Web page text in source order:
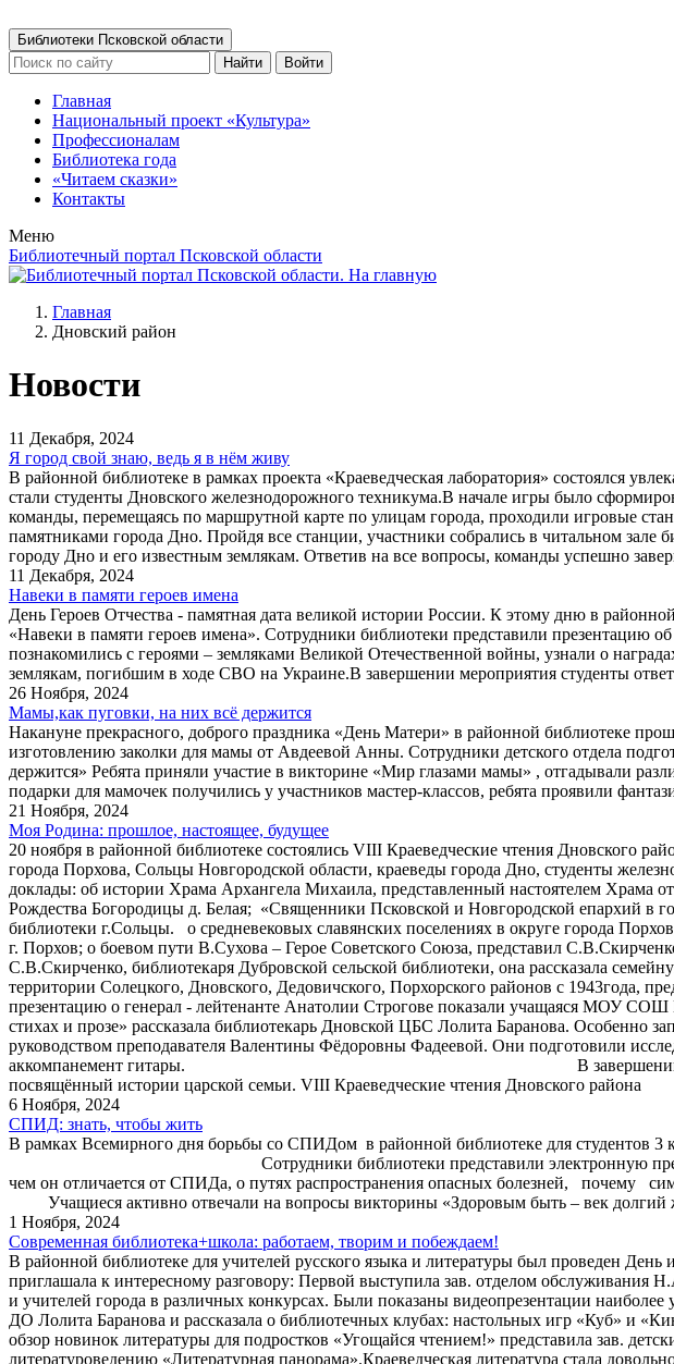
Библиотеки Псковской области
Найти
Войти
Главная
Национальный проект «Культура»
Профессионалам
Библиотека года
«Читаем сказки»
Контакты
Меню
Библиотечный портал Псковской области
Главная
Дновский район
Новости
11 Декабря, 2024
Я город свой знаю, ведь я в нём живу
В районной библиотеке в рамках проекта «Краеведческая лаборатория» состоялся
стали студенты Дновского железнодорожного техникума.В начале игры было
команды, перемещаясь по маршрутной карте по улицам города, проходили игровые
памятниками города Дно. Пройдя все станции, участники собрались в читальном зале
городу Дно и его известным землякам. Ответив на все вопросы, команды успешно
11 Декабря, 2024
Навеки в памяти героев имена
День Героев Отчества - памятная дата великой истории России. К этому дню в
«Навеки в памяти героев имена». Сотрудники библиотеки представили презентацию
познакомились с героями – земляками Великой Отечественной войны, узнали о
землякам, погибшим в ходе СВО на Украине.В завершении мероприятия студенты
26 Ноября, 2024
Мамы,как пуговки, на них всё держится
Накануне прекрасного, доброго праздника «День Матери» в районной библиотеке
изготовлению заколки для мамы от Авдеевой Анны. Сотрудники детского отдела
держится» Ребята приняли участие в викторине «Мир глазами мамы» , отгадывали
подарки для мамочек получились у участников мастер-классов, ребята проявили
21 Ноября, 2024
Моя Родина: прошлое, настоящее, будущее
20 ноября в районной библиотеке состоялись VIII Краеведческие чтения Дновского
города Порхова, Сольцы Новгородской области, краеведы города Дно, студенты
доклады: об истории Храма Архангела Михаила, представленный настоятелем Храма
Рождества Богородицы д. Белая; «Священники Псковской и Новгородской епархий в
библиотеки г.Сольцы. о средневековых славянских поселениях в округе города
г. Порхов; о боевом пути В.Сухова – Герое Советского Союза, представил
С.В.Скирченко, библиотекаря Дубровской сельской библиотеки, она рассказала
территории Солецкого, Дновского, Дедовичского, Порхорского районов с 1943года,
презентацию о генерал - лейтенанте Анатолии Строгове показали учащаяся МОУ
стихах и прозе» рассказала библиотекарь Дновской ЦБС Лолита Баранова. Особенно
руководством преподавателя Валентины Фёдоровны Фадеевой. Они подготовили
аккомпанемент гитары. В завершении конференции
посвящённый истории царской семьи. VIII Краеведческие чтения Дновского района
6 Ноября, 2024
СПИД: знать, чтобы жить
В рамках Всемирного дня борьбы со СПИДом в районной библиотеке для
Сотрудники библиотеки представили электронную презентацию и
чем он отличается от СПИДа, о путях распространения опасных
Учащиеся активно отвечали на вопросы викторины «Здоровым быть – век долгий
1 Ноября, 2024
Современная библиотека+школа: работаем, творим и побеждаем!
В районной библиотеке для учителей русского языка и литературы был проведен
приглашала к интересному разговору: Первой выступила зав. отделом обслуживания
и учителей города в различных конкурсах. Были показаны видеопрезентации
ДО Лолита Баранова и рассказала о библиотечных клубах: настольных игр «Куб» и
обзор новинок литературы для подростков «Угощайся чтением!» представила зав.
литературоведению «Литературная панорама».Краеведческая литература стала